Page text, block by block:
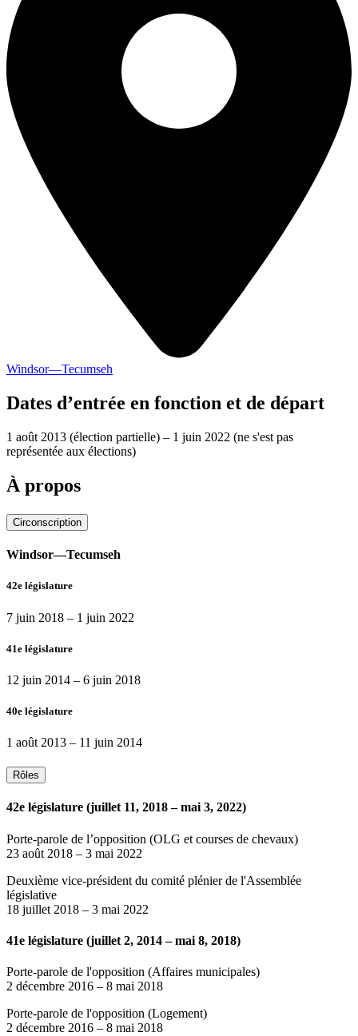
Windsor—Tecumseh
Dates d’entrée en fonction et de départ
1 août 2013 (élection partielle) – 1 juin 2022 (ne s'est pas
représentée aux élections)
À propos
Circonscription
Windsor—Tecumseh
42e législature
7 juin 2018 – 1 juin 2022
41e législature
12 juin 2014 – 6 juin 2018
40e législature
1 août 2013 – 11 juin 2014
Rôles
42e législature (juillet 11, 2018 – mai 3, 2022)
Porte-parole de l’opposition (OLG et courses de chevaux)
23 août 2018 – 3 mai 2022
Deuxième vice-président du comité plénier de l'Assemblée
législative
18 juillet 2018 – 3 mai 2022
41e législature (juillet 2, 2014 – mai 8, 2018)
Porte-parole de l'opposition (Affaires municipales)
2 décembre 2016 – 8 mai 2018
Porte-parole de l'opposition (Logement)
2 décembre 2016 – 8 mai 2018